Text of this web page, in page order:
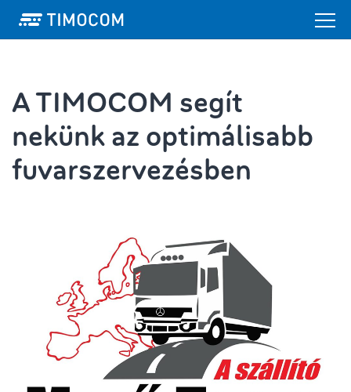
A TIMOCOM segít
nekünk az optimálisabb
fuvarszervezésben